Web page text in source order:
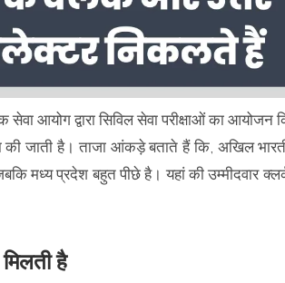
आयोग द्वारा सिविल सेवा परीक्षाओं का आयोजन
की जाती है। ताजा आंकड़े बताते हैं कि, अखिल
मध्य प्रदेश बहुत पीछे है। यहां की उम्मीदवार
है